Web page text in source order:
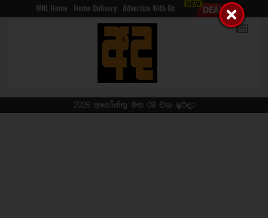
WNL Home Home Delivery Advertise With Us
2026 අගෝස්තු මස 09 වන ඉරිදා